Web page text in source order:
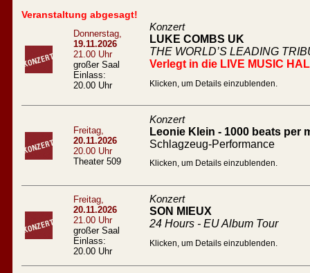
Veranstaltung abgesagt!
Donnerstag,
19.11.2026
21.00 Uhr
großer Saal
Einlass:
20.00 Uhr
Konzert
LUKE COMBS UK
THE WORLD’S LEADING
Verlegt in die LIVE MUSIC
Klicken, um Details einzublenden.
Freitag,
20.11.2026
20.00 Uhr
Theater 509
Konzert
Leonie Klein - 1000 beats per
Schlagzeug-Performance
Klicken, um Details einzublenden.
Freitag,
20.11.2026
21.00 Uhr
großer Saal
Einlass:
20.00 Uhr
Konzert
SON MIEUX
24 Hours - EU Album Tour
Klicken, um Details einzublenden.